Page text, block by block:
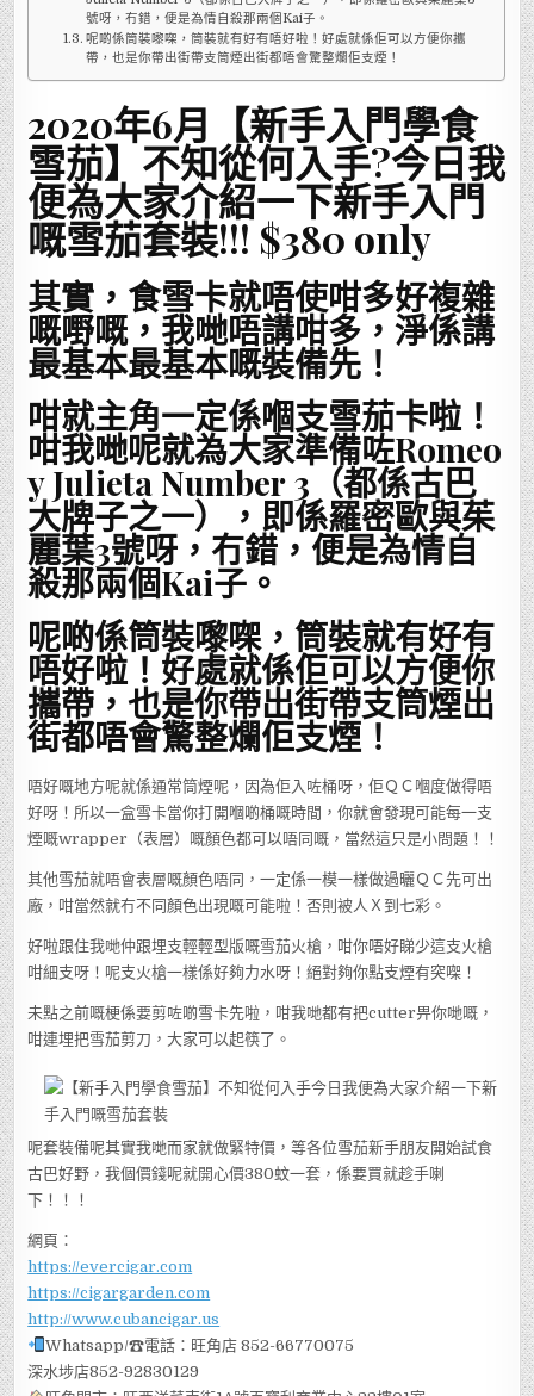
號呀，冇錯，便是為情自殺那兩個Kai子。
呢啲係筒裝嚟㗎，筒裝就有好有唔好啦！好處就係佢可以方便你攜
帶，也是你帶出街帶支筒煙出街都唔會驚整爛佢支煙！
2020年6月【新手入門學食
雪茄】不知從何入手?今日我
便為大家介紹一下新手入門
嘅雪茄套裝!!! $380 only
其實，食雪卡就唔使咁多好複雜
嘅嘢嘅，我哋唔講咁多，淨係講
最基本最基本嘅裝備先！
咁就主角一定係嗰支雪茄卡啦！
咁我哋呢就為大家準備咗Romeo
y Julieta Number 3（都係古巴
大牌子之一），即係羅密歐與茱
麗葉3號呀，冇錯，便是為情自
殺那兩個Kai子。
呢啲係筒裝嚟㗎，筒裝就有好有
唔好啦！好處就係佢可以方便你
攜帶，也是你帶出街帶支筒煙出
街都唔會驚整爛佢支煙！
唔好嘅地方呢就係通常筒煙呢，因為佢入咗桶呀，佢ＱＣ嗰度做得唔
好呀！所以一盒雪卡當你打開嗰啲桶嘅時間，你就會發現可能每一支
煙嘅wrapper（表層）嘅顏色都可以唔同嘅，當然這只是小問題！！
其他雪茄就唔會表層嘅顏色唔同，一定係一模一樣做過曬ＱＣ先可出
廠，咁當然就冇不同顏色出現嘅可能啦！否則被人Ｘ到七彩。
好啦跟住我哋仲跟埋支輕輕型版嘅雪茄火槍，咁你唔好睇少這支火槍
咁細支呀！呢支火槍一樣係好夠力水呀！絕對夠你點支煙有突㗎！
未點之前嘅梗係要剪咗啲雪卡先啦，咁我哋都有把cutter畀你哋嘅，
咁連埋把雪茄剪刀，大家可以起筷了。
呢套裝備呢其實我哋而家就做緊特價，等各位雪茄新手朋友開始試食
古巴好野，我個價錢呢就開心價380蚊一套，係要買就趁手喇
下！！！
網頁：
https://evercigar.com
https://cigargarden.com
http://www.cubancigar.us
Whatsapp/☎電話：旺角店 852-66770075
深水埗店852-92830129